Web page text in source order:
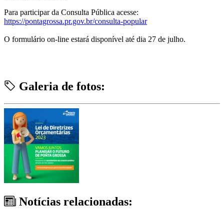
Para participar da Consulta Pública acesse:
https://pontagrossa.pr.gov.br/consulta-popular
O formulário on-line estará disponível até dia 27 de julho.
Galeria de fotos:
Notícias relacionadas: